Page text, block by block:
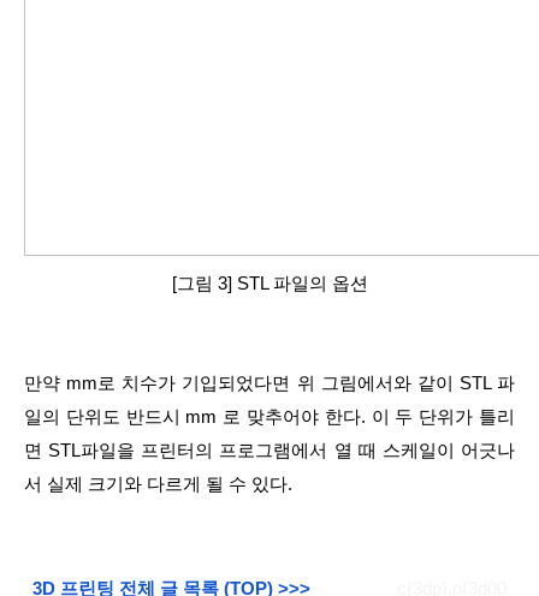
[그림 3] STL 파일의 옵션
만약 mm로 치수가 기입되었다면 위 그림에서와 같이 STL 파
일의 단위도 반드시 mm 로 맞추어야 한다. 이 두 단위가 틀리
면 STL파일을 프린터의 프로그램에서 열 때 스케일이 어긋나
서 실제 크기와 다르게 될 수 있다.
3D 프린팅 전체 글 목록 (TOP) >>>